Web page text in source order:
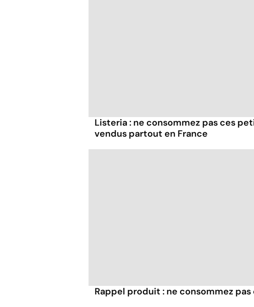
Listeria : ne consommez pas ces
vendus partout en France
Rappel produit : ne consommez